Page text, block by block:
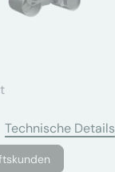
Technische Details